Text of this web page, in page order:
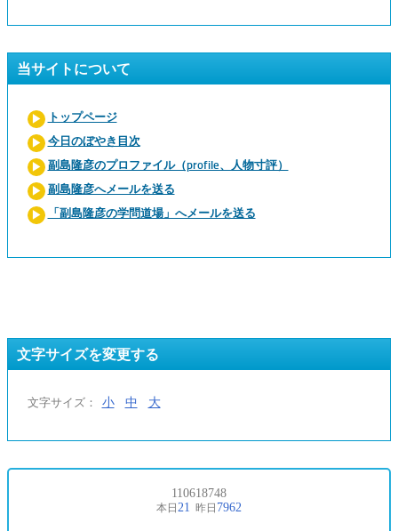
当サイトについて
トップページ
今日のぼやき目次
副島隆彦のプロファイル（profile、人物寸評）
副島隆彦へメールを送る
「副島隆彦の学問道場」へメールを送る
文字サイズを変更する
文字サイズ： 小 中 大